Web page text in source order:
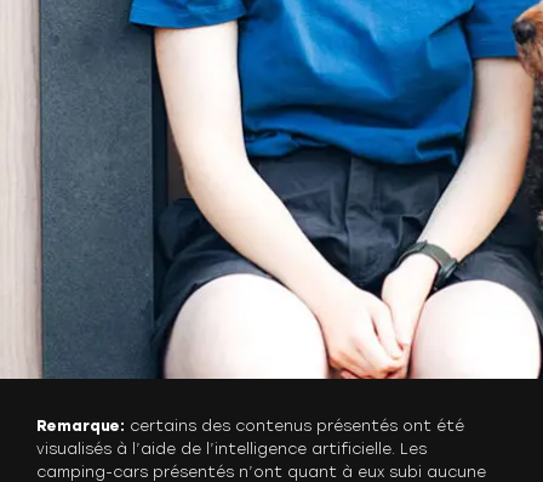
Remarque: certains des contenus présentés ont été
visualisés à l’aide de l’intelligence artificielle. Les
camping-cars présentés n’ont quant à eux subi aucune